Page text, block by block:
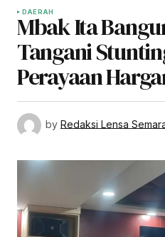
DAERAH
Mbak Ita
Tangani
Perayaan
by Redaksi Lensa